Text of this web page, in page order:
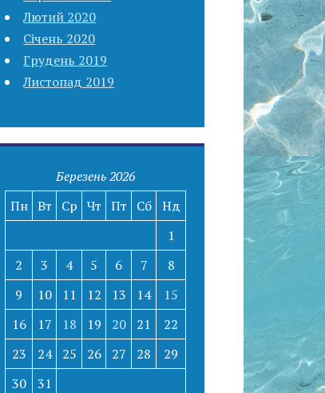
Лютий 2020
Січень 2020
Грудень 2019
Листопад 2019
Березень 2026
Пн Вт Ср Чт Пт Сб Нд
1
2
3 4 5 6 7
8
9
10 11 12 13 14
15
16
17 18 19 20 21
22
23
24 25 26 27 28
29
30
31